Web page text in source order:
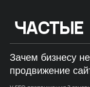
Зачем бизнесу
продвижение